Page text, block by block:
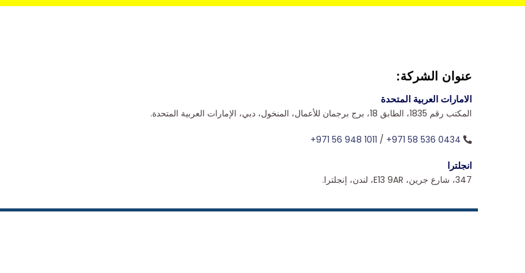
عنوان الشركة:
الامارات العربية المتحدة
المكتب رقم 1835، الطابق 18، برج برجمان للأعمال، المنخول، دبي، الإمارات العربية المتحدة.
+971 56 948 1011 / +971 58 536 0434
انجلترا
347، شارع جرين، E13 9AR، لندن، إنجلترا.